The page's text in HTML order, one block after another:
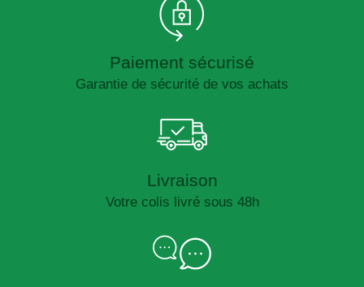
Paiement sécurisé
Garantie de sécurité de vos achats
Livraison
Votre colis livré sous 48h